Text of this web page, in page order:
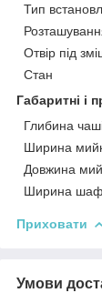
Тип
Отвір під
Стан
Габаритні і
Глибина
Ширина
Довжина
Ширина
Приховати
Умови